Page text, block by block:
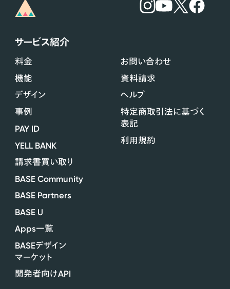
サービス紹介
料金
機能
デザイン
事例
PAY ID
YELL BANK
請求書買い取り
BASE Community
BASE Partners
BASE U
Apps一覧
BASEデザイン
マーケット
開発者向けAPI
お問い合わせ
資料請求
ヘルプ
特定商取引法に基づく
表記
利用規約